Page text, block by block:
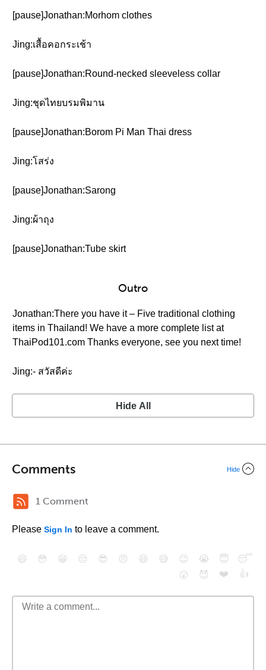
[pause]Jonathan:Morhom clothes
Jing:เสื้อคอกระเช้า
[pause]Jonathan:Round-necked sleeveless collar
Jing:ชุดไทยบรมพิมาน
[pause]Jonathan:Borom Pi Man Thai dress
Jing:โสร่ง
[pause]Jonathan:Sarong
Jing:ผ้าถุง
[pause]Jonathan:Tube skirt
Outro
Jonathan:There you have it – Five traditional clothing
items in Thailand! We have a more complete list at
ThaiPod101.com Thanks everyone, see you next time!
Jing:- สวัสดีค่ะ
Hide All
Comments Hide
1 Comment
Please Sign In to leave a comment.
😄 😳 😁 😒 😎 😠 😆 😅 😉 😭 😇
😴
😮
😈 ❤️ 👍